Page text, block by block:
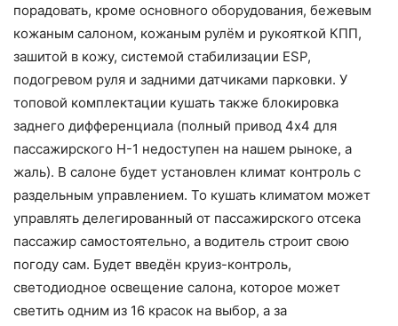
порадовать, кроме основного оборудования, бежевым
кожаным салоном, кожаным рулём и рукояткой КПП,
зашитой в кожу, системой стабилизации ESP,
подогревом руля и задними датчиками парковки. У
топовой комплектации кушать также блокировка
заднего дифференциала (полный привод 4х4 для
пассажирского Н-1 недоступен на нашем рыноке, а
жаль). В салоне будет установлен климат контроль с
раздельным управлением. То кушать климатом может
управлять делегированный от пассажирского отсека
пассажир самостоятельно, а водитель строит свою
погоду сам. Будет введён круиз-контроль,
светодиодное освещение салона, которое может
светить одним из 16 красок на выбор, а за